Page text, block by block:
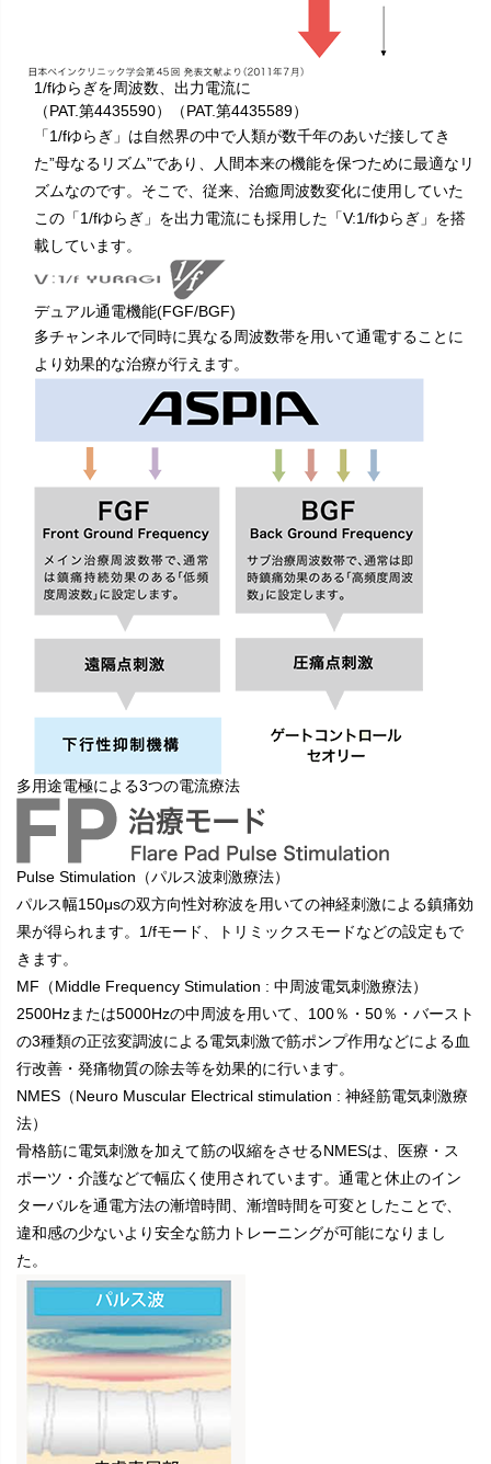
1/fゆらぎを周波数、出力電流に
（PAT.第4435590）（PAT.第4435589）
「1/fゆらぎ」は自然界の中で人類が数千年のあいだ接してき
た”母なるリズム”であり、人間本来の機能を保つために最適なリ
ズムなのです。そこで、従来、治癒周波数変化に使用していた
この「1/fゆらぎ」を出力電流にも採用した「V:1/fゆらぎ」を搭
載しています。
デュアル通電機能(FGF/BGF)
多チャンネルで同時に異なる周波数帯を用いて通電することに
より効果的な治療が行えます。
多用途電極による3つの電流療法
Pulse Stimulation （パルス波刺激療法）
パルス幅150μsの双方向性対称波を用いての神経刺激による鎮痛効
果が得られます。1/fモード、トリミックスモードなどの設定もで
きます。
MF （Middle Frequency Stimulation : 中周波電気刺激療法）
2500Hzまたは5000Hzの中周波を用いて、100％・50％・バースト
の3種類の正弦変調波による電気刺激で筋ポンプ作用などによる血
行改善・発痛物質の除去等を効果的に行います。
NMES （Neuro Muscular Electrical stimulation : 神経筋電気刺激療
法）
骨格筋に電気刺激を加えて筋の収縮をさせるNMESは、医療・ス
ポーツ・介護などで幅広く使用されています。通電と休止のイン
ターバルを通電方法の漸増時間、漸増時間を可変としたことで、
違和感の少ないより安全な筋力トレーニングが可能になりまし
た。